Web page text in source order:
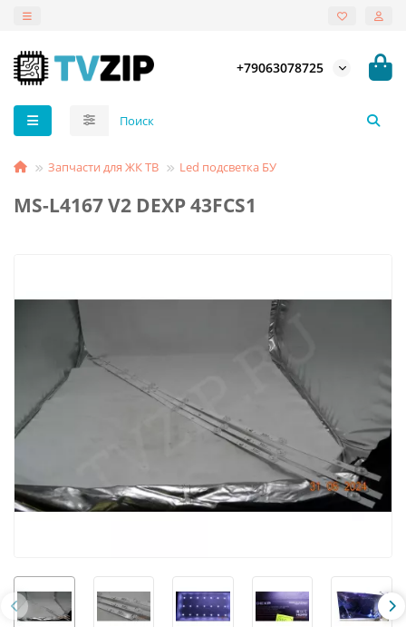
+79063078725
Запчасти для ЖК ТВ Led подсветка БУ
MS-L4167 V2 DEXP 43FCS1